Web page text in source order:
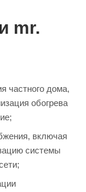
mr.
частного дома,
обогрева
включая
системы